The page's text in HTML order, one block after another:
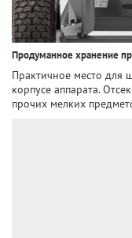
Продуманное хранение
Практичное место для
корпусе аппарата.
прочих мелких